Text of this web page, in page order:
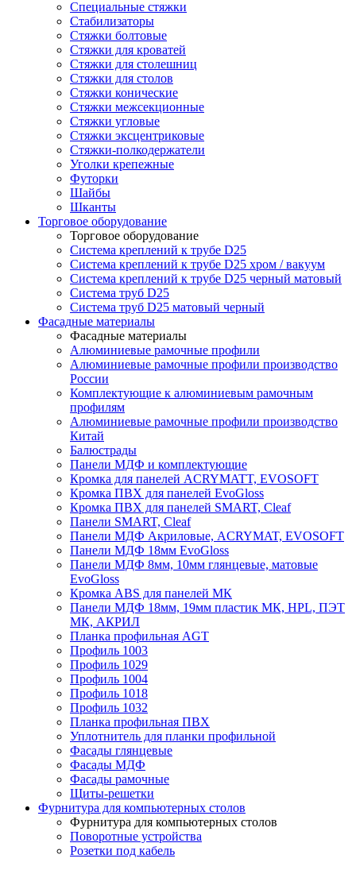
Специальные стяжки
Стабилизаторы
Стяжки болтовые
Стяжки для кроватей
Стяжки для столешниц
Стяжки для столов
Стяжки конические
Стяжки межсекционные
Стяжки угловые
Стяжки эксцентриковые
Стяжки-полкодержатели
Уголки крепежные
Футорки
Шайбы
Шканты
Торговое оборудование
Торговое оборудование
Система креплений к трубе D25
Система креплений к трубе D25 хром / вакуум
Система креплений к трубе D25 черный матовый
Система труб D25
Система труб D25 матовый черный
Фасадные материалы
Фасадные материалы
Алюминиевые рамочные профили
Алюминиевые рамочные профили производство
России
Комплектующие к алюминиевым рамочным
профилям
Алюминиевые рамочные профили производство
Китай
Балюстрады
Панели МДФ и комплектующие
Кромка для панелей ACRYMATT, EVOSOFT
Кромка ПВХ для панелей EvoGloss
Кромка ПВХ для панелей SMART, Cleaf
Панели SMART, Cleaf
Панели МДФ Акриловые, ACRYMAT, EVOSOFT
Панели МДФ 18мм EvoGloss
Панели МДФ 8мм, 10мм глянцевые, матовые
EvoGloss
Кромка ABS для панелей МК
Панели МДФ 18мм, 19мм пластик МК, HPL, ПЭТ
МК, АКРИЛ
Планка профильная AGT
Профиль 1003
Профиль 1029
Профиль 1004
Профиль 1018
Профиль 1032
Планка профильная ПВХ
Уплотнитель для планки профильной
Фасады глянцевые
Фасады МДФ
Фасады рамочные
Щиты-решетки
Фурнитура для компьютерных столов
Фурнитура для компьютерных столов
Поворотные устройства
Розетки под кабель